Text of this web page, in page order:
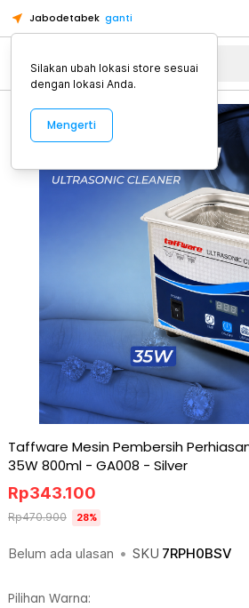
Jabodetabek ganti
Alat Kopi
Taffware Mesin Pembersih
35W 800ml - GA008 - Silver
Belum ada ulasan • SKU 7RPH0BSV
Rp343.100
Rp470.900 28%
Pilihan Warna:
Silakan ubah lokasi store sesuai
dengan lokasi Anda.
Mengerti